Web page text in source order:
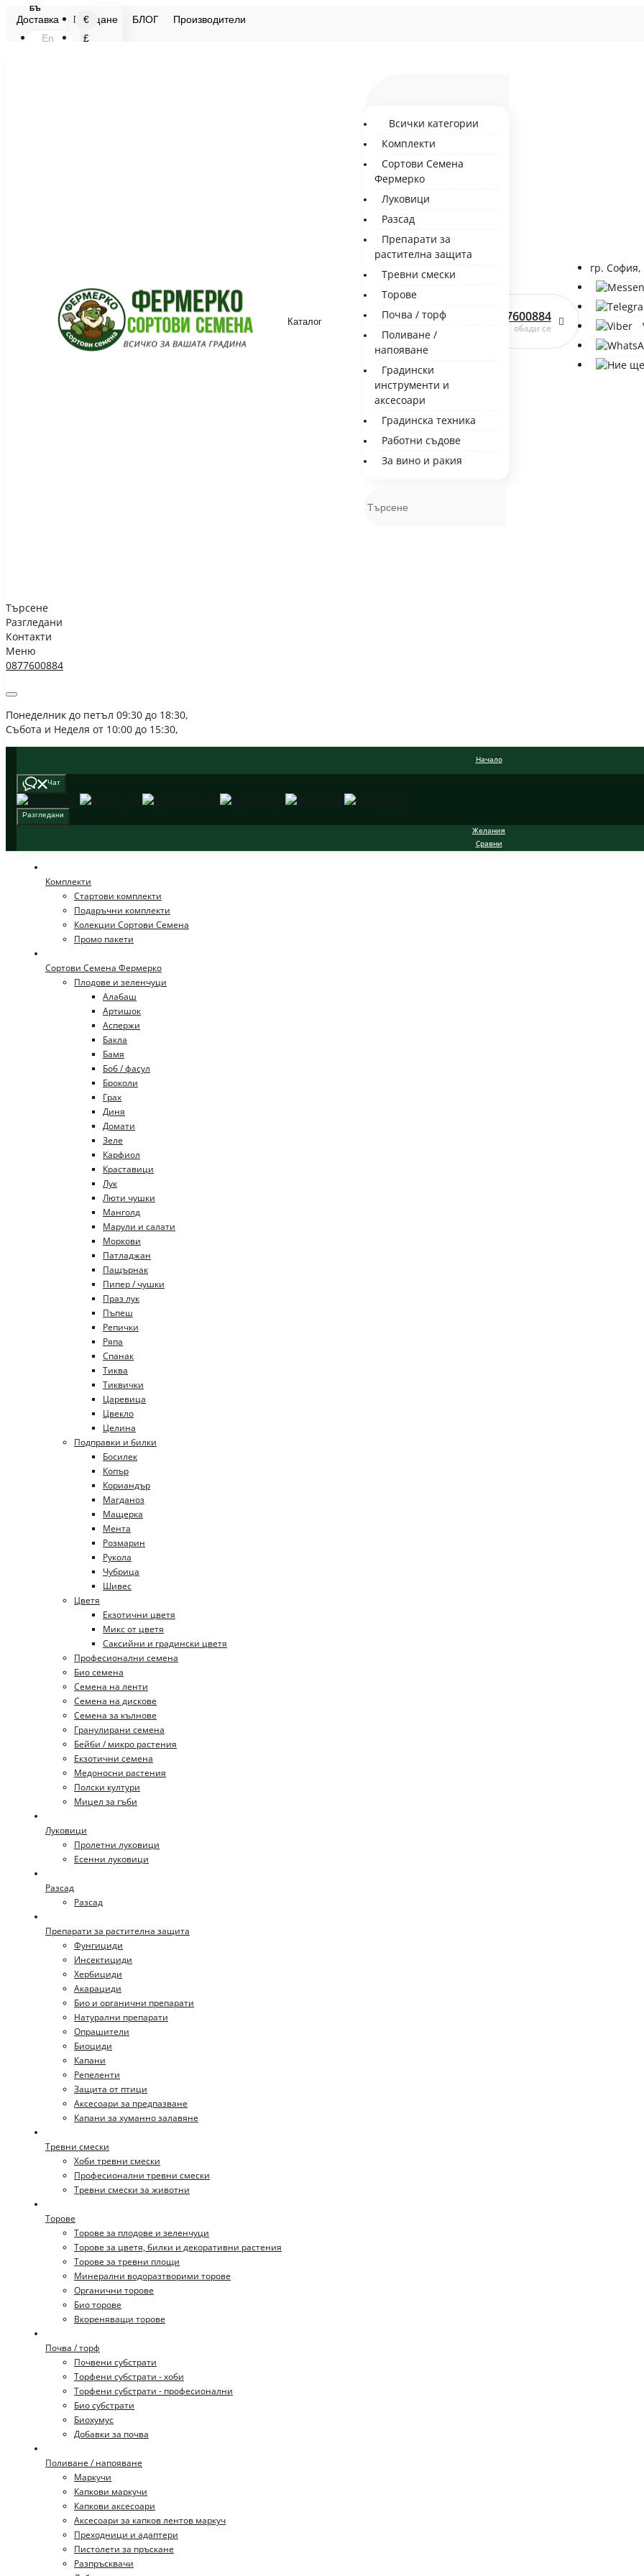
Доставка Плащане БЛОГ Производители
БЪ
En
€
£
Каталог 0877600884
обади се
гр. София,
Всички категории
Комплекти
Сортови Семена
Фермерко
Луковици
Разсад
Препарати за
растителна защита
Тревни смески
Торове
Почва / торф
Поливане /
напояване
Градински
инструменти и
аксесоари
Градинска техника
Работни съдове
За вино и ракия
Търсене
Разгледани
Контакти
Меню
0877600884
Понеделник до петъл 09:30 до 18:30,
Събота и Неделя от 10:00 до 15:30,
Начало
Чат
Разгледани
Желания
Сравни
Комплекти
Стартови комплекти
Подаръчни комплекти
Колекции Сортови Семена
Промо пакети
Сортови Семена Фермерко
Плодове и зеленчуци
Алабаш
Артишок
Аспержи
Бакла
Бамя
Боб / фасул
Броколи
Грах
Диня
Домати
Зеле
Карфиол
Краставици
Лук
Люти чушки
Манголд
Марули и салати
Моркови
Патладжан
Пащърнак
Пипер / чушки
Праз лук
Пъпеш
Репички
Ряпа
Спанак
Тиква
Тиквички
Царевица
Цвекло
Целина
Подправки и билки
Босилек
Копър
Кориандър
Магданоз
Мащерка
Мента
Розмарин
Рукола
Чубрица
Шивес
Цветя
Екзотични цветя
Микс от цветя
Саксийни и градински цветя
Професионални семена
Био семена
Семена на ленти
Семена на дискове
Семена за кълнове
Гранулирани семена
Бейби / микро растения
Екзотични семена
Медоносни растения
Полски култури
Мицел за гъби
Луковици
Пролетни луковици
Есенни луковици
Разсад
Разсад
Препарати за растителна защита
Фунгициди
Инсектициди
Хербициди
Акарациди
Био и органични препарати
Натурални препарати
Опрашители
Биоциди
Капани
Репеленти
Защита от птици
Аксесоари за предпазване
Капани за хуманно залавяне
Тревни смески
Хоби тревни смески
Професионални тревни смески
Тревни смески за животни
Торове
Торове за плодове и зеленчуци
Торове за цветя, билки и декоративни растения
Торове за тревни площи
Минерални водоразтворими торове
Органични торове
Био торове
Вкореняващи торове
Почва / торф
Почвени субстрати
Торфени субстрати - хоби
Торфени субстрати - професионални
Био субстрати
Биохумус
Добавки за почва
Поливане / напояване
Маркучи
Капкови маркучи
Капкови аксесоари
Аксесоари за капков лентов маркуч
Преходници и адаптери
Пистолети за пръскане
Разпръсквачи